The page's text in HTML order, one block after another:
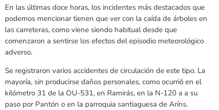
En las últimas doce horas, los incidentes más destacados que
podemos mencionar tienen que ver con la caída de árboles en
las carreteras, como viene siendo habitual desde que
comenzaron a sentirse los efectos del episodio meteorológico
adverso.
Se registraron varios accidentes de circulación de este tipo. La
mayoría, sin producirse daños personales, como ocurrió en el
kilómetro 31 de la OU-531, en Ramirás, en la N-120 a a su
paso por Pantón o en la parroquia santiaguesa de Aríns.